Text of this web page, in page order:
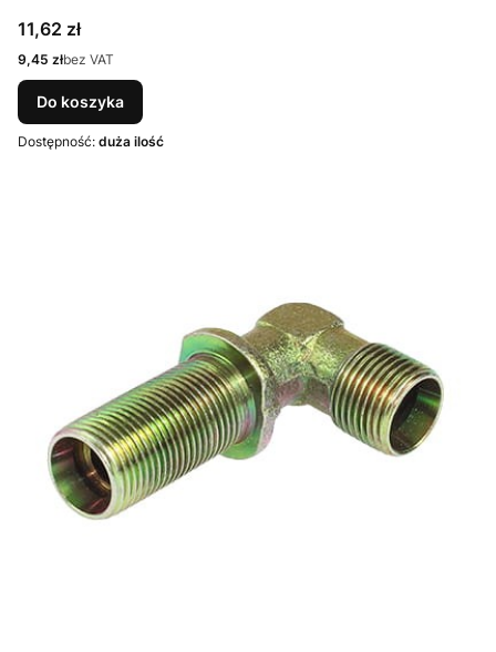
Cena
11,62 zł
Cena
9,45 złbez VAT
Do koszyka
Dostępność: duża ilość